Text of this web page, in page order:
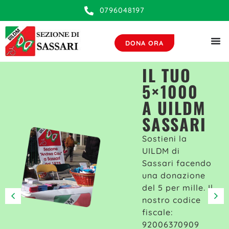
0796048197
DONA ORA
IL TUO
5×1000
A UILDM
SASSARI
Sostieni la
UILDM di
Sassari facendo
una donazione
del 5 per mille. Il
nostro codice
fiscale:
92006370909